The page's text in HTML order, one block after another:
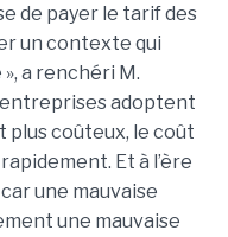
de payer le tarif des
un contexte qui
a renchéri M.
entreprises adoptent
plus coûteux, le coût
Et à l’ère
une mauvaise
une mauvaise